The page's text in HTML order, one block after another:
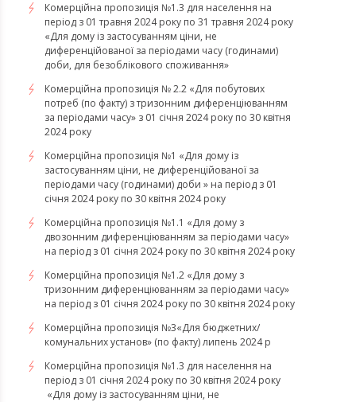
Комерційна пропозиція №1.3 для населення на
період з 01 травня 2024 року по 31 травня 2024 року
«Для дому із застосуванням ціни, не
диференційованої за періодами часу (годинами)
доби, для безоблікового споживання»
Комерційна пропозиція № 2.2 «Для побутових
потреб (по факту) з тризонним диференціюванням
за періодами часу» з 01 січня 2024 року по 30 квітня
2024 року
Комерційна пропозиція №1 «Для дому із
застосуванням ціни, не диференційованої за
періодами часу (годинами) доби » на період з 01
січня 2024 року по 30 квітня 2024 року
Комерційна пропозиція №1.1 «Для дому з
двозонним диференціюванням за періодами часу»
на період з 01 січня 2024 року по 30 квітня 2024 року
Комерційна пропозиція №1.2 «Для дому з
тризонним диференціюванням за періодами часу»
на період з 01 січня 2024 року по 30 квітня 2024 року
Комерційна пропозиція №3«Для бюджетних/
комунальних установ» (по факту) липень 2024 р
Комерційна пропозиція №1.3 для населення на
період з 01 січня 2024 року по 30 квітня 2024 року
«Для дому із застосуванням ціни, не